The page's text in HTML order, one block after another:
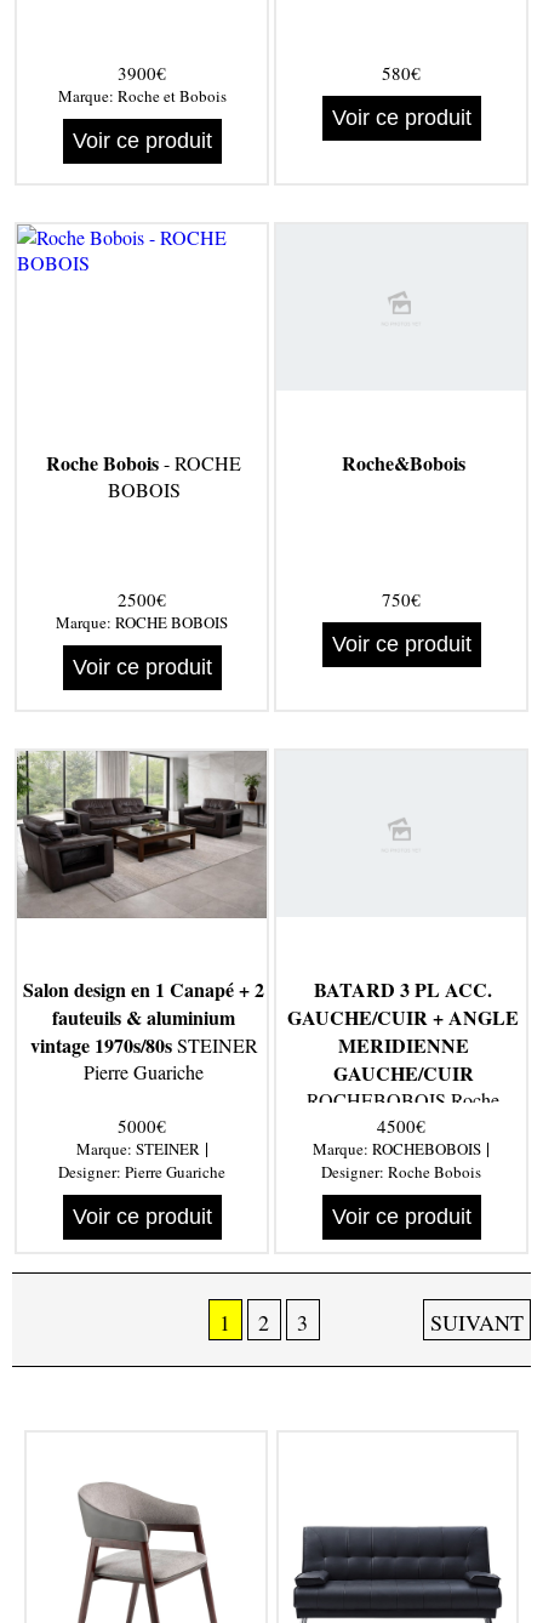
3900€
Marque: Roche et Bobois
Voir ce produit
580€
Voir ce produit
Roche Bobois- ROCHE
BOBOIS
2500€
Marque: ROCHE BOBOIS
Voir ce produit
Roche&Bobois
750€
Voir ce produit
Salon design en 1 Canapé + 2
fauteuils & aluminium
vintage 1970s/80sSTEINER
Pierre Guariche
5000€
Marque: STEINER|
Designer: Pierre Guariche
Voir ce produit
BATARD 3 PL ACC.
GAUCHE/CUIR + ANGLE
MERIDIENNE
GAUCHE/CUIR
ROCHEBOBOIS Roche
Bobois
4500€
Marque: ROCHEBOBOIS |
Designer: Roche Bobois
Voir ce produit
1 2 3 SUIVANT